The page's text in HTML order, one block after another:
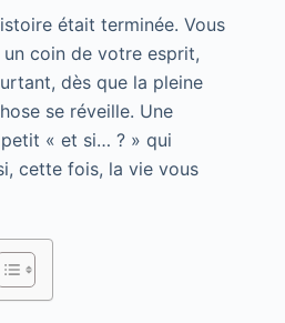
était terminée. Vous
coin de votre esprit,
dès que la pleine
se réveille. Une
« et si… ? » qui
cette fois, la vie vous